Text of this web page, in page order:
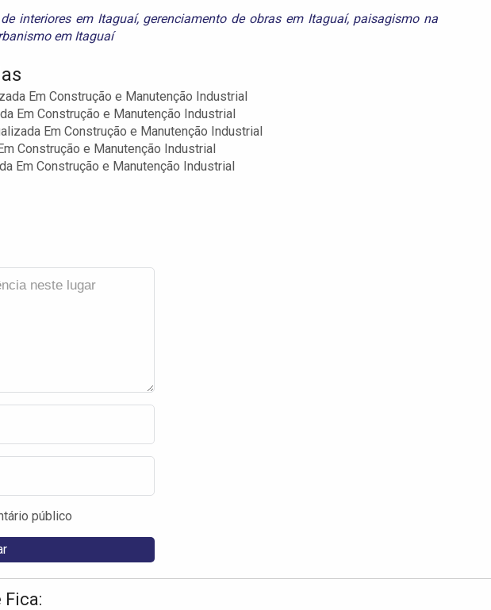
interiores em Itaguaí, gerenciamento de obras em Itaguaí, paisagismo na
em Itaguaí
Em Construção e Manutenção Industrial
Em Construção e Manutenção Industrial
Em Construção e Manutenção Industrial
Construção e Manutenção Industrial
Em Construção e Manutenção Industrial
público